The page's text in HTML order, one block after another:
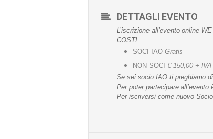
DETTAGLI EVENTO
L’iscrizione all’evento online
COSTI:
SOCI IAOGratis
NON SOCI€ 150,00 + IVA
Se sei socio IAO ti preghiamo
Per poter partecipare all’evento
Per iscriversi come nuovo